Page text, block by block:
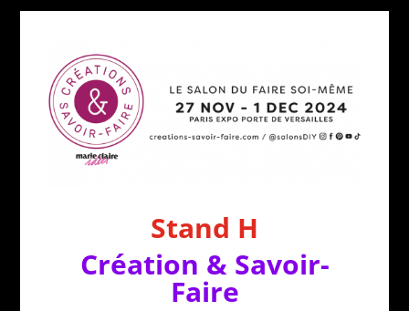
Stand H
Création & Savoir-
Faire